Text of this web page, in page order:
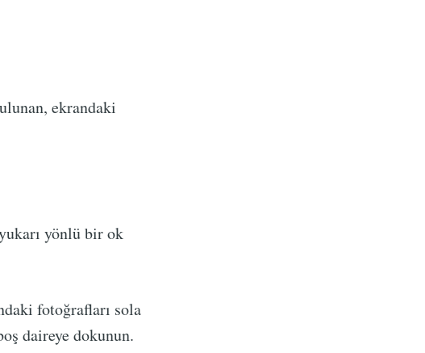
ekrandaki
yönlü bir ok
fotoğrafları sola
daireye dokunun.